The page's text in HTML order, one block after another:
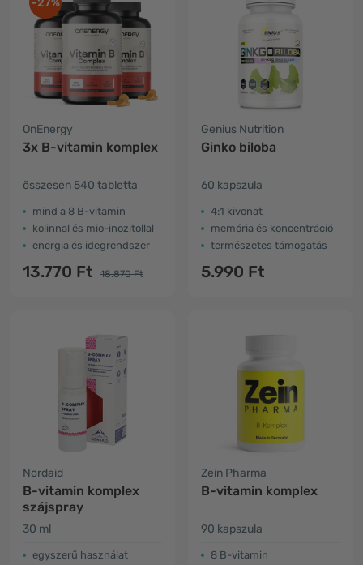
-27%
OnEnergy
3x B-vitamin komplex
összesen 540 tabletta
mind a 8 B-vitamin
kolinnal és mio-inozitollal
energia és idegrendszer
13.770 Ft 18.870 Ft
Genius Nutrition
Ginko biloba
60 kapszula
4:1 kivonat
memória és koncentráció
természetes támogatás
5.990 Ft
Nordaid
B-vitamin komplex
szájspray
30 ml
egyszerű használat
Zein Pharma
B-vitamin komplex
90 kapszula
8 B-vitamin